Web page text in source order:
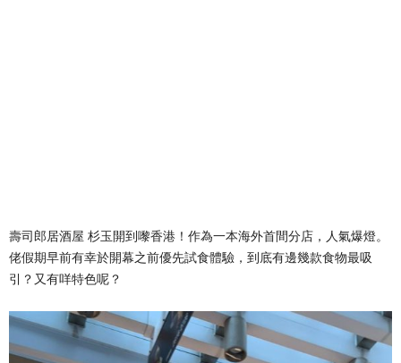
壽司郎居酒屋 杉玉開到嚟香港！作為一本海外首間分店，人氣爆燈。
佬假期早前有幸於開幕之前優先試食體驗，到底有邊幾款食物最吸
引？又有咩特色呢？